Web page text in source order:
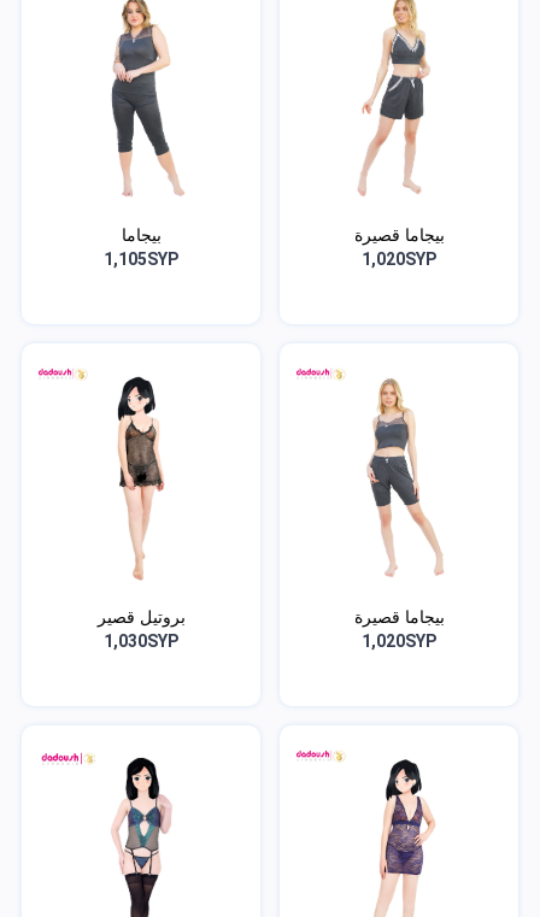
بيجاما قصيرة
1,020SYP
بيجاما
1,105SYP
بيجاما قصيرة
1,020SYP
بروتيل قصير
1,030SYP